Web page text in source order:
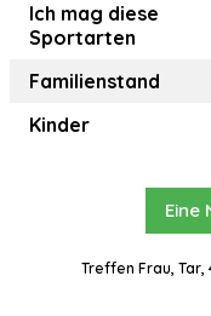
Ich mag diese
Sportarten
Familienstand
Kinder
Eine
Treffen Frau, Tar,